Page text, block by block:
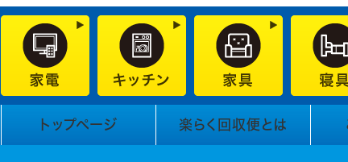
トップページ 楽らく回収便とは